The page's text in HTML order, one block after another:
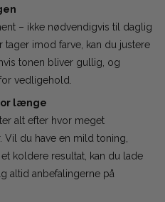
– ikke nødvendigvis til daglig
tager imod farve, kan du justere
tonen bliver gullig, og
vedligehold.
længe
alt efter hvor meget
Vil du have en mild toning,
koldere resultat, kan du lade
altid anbefalingerne på